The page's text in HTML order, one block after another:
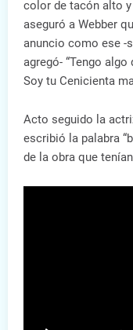
color de tacón alto
aseguró a Webber
anuncio como ese -
agregó- “Tengo
Soy tu Cenicienta
Acto seguido la
escribió la palabra
de la obra que